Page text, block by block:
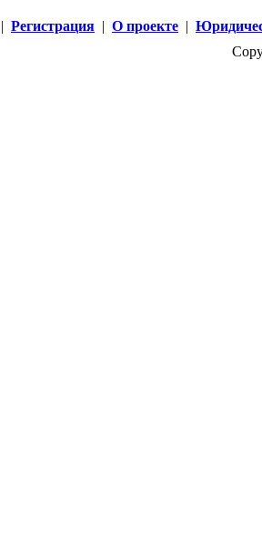
| Регистрация | О проекте |